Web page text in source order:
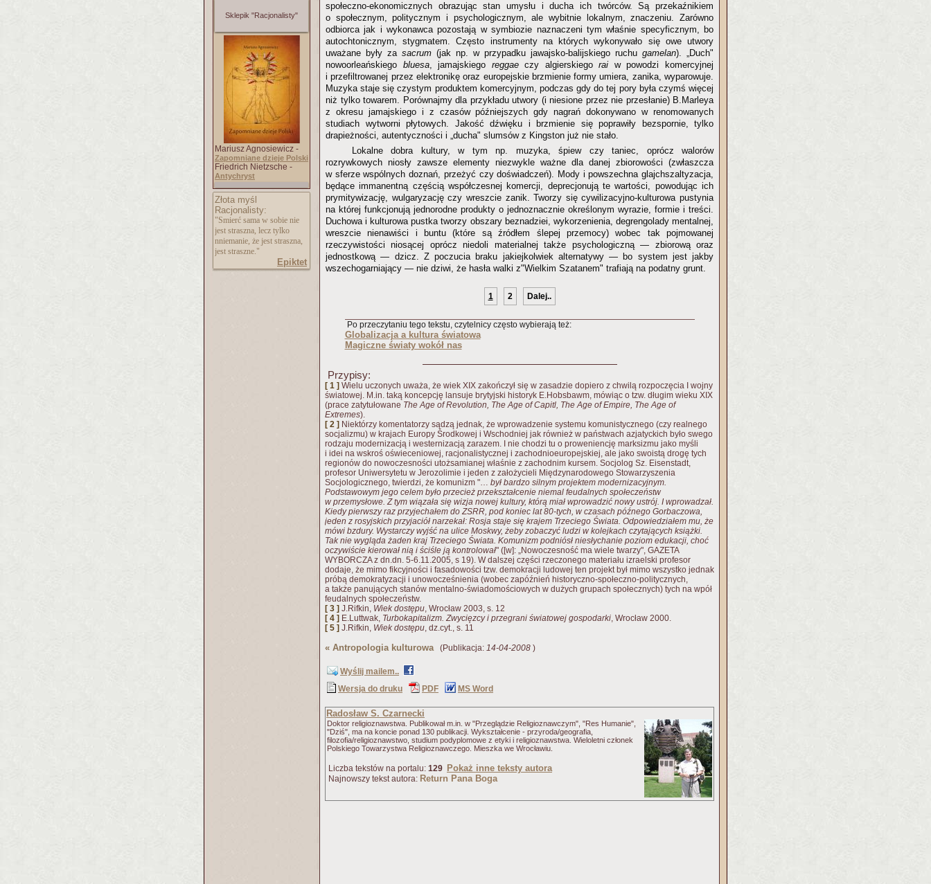
Sklepik "Racjonalisty"
Mariusz Agnosiewicz -
Zapomniane dzieje Polski
Friedrich Nietzsche -
Antychryst
Złota myśl
Racjonalisty:
"Smierć sama w sobie nie
jest straszna, lecz tylko
nniemanie, że jest straszna,
jest straszne."
Epiktet
społeczno-ekonomicznych obrazując stan umysłu i ducha ich twórców. Są przekaźnikiem
o społecznym, politycznym i psychologicznym, ale wybitnie lokalnym, znaczeniu. Zarówno
odbiorca jak i wykonawca pozostają w symbiozie naznaczeni tym właśnie specyficznym, bo
autochtonicznym, stygmatem. Często instrumenty na których wykonywało się owe utwory
uważane były za sacrum (jak np. w przypadku jawajsko-balijskiego ruchu gamelan). „Duch"
nowoorleańskiego bluesa, jamajskiego reggaeczy algierskiegorai w powodzi komercyjnej
i przefiltrowanej przez elektronikę oraz europejskie brzmienie formy umiera, zanika, wyparowuje.
Muzyka staje się czystym produktem komercyjnym, podczas gdy do tej pory była czymś więcej
niż tylko towarem. Porównajmy dla przykładu utwory (i niesione przez nie przesłanie) B.Marleya
z okresu jamajskiego i z czasów późniejszych gdy nagrań dokonywano w renomowanych
studiach wytworni płytowych. Jakość dźwięku i brzmienie się poprawiły bezspornie, tylko
drapieżności, autentyczności i „ducha" slumsów z Kingston już nie stało.
Lokalne dobra kultury, w tym np. muzyka, śpiew czy taniec, oprócz walorów
rozrywkowych niosły zawsze elementy niezwykle ważne dla danej zbiorowości (zwłaszcza
w sferze wspólnych doznań, przeżyć czy doświadczeń). Mody i powszechna glajchszaltyzacja,
będące immanentną częścią współczesnej komercji, deprecjonują te wartości, powodując ich
prymitywizację, wulgaryzację czy wreszcie zanik. Tworzy się cywilizacyjno-kulturowa pustynia
na której funkcjonują jednorodne produkty o jednoznacznie określonym wyrazie, formie i treści.
Duchowa i kulturowa pustka tworzy obszary beznadziei, wykorzenienia, degrengolady mentalnej,
wreszcie nienawiści i buntu (które są źródłem ślepej przemocy) wobec tak pojmowanej
rzeczywistości niosącej oprócz niedoli materialnej także psychologiczną — zbiorową oraz
jednostkową — dzicz. Z poczucia braku jakiejkolwiek alternatywy — bo system jest jakby
wszechogarniający — nie dziwi, że hasła walki z"Wielkim Szatanem" trafiają na podatny grunt.
1 2 Dalej..
Po przeczytaniu tego tekstu, czytelnicy często wybierają też:
Globalizacja a kultura światowa
Magiczne światy wokół nas
Przypisy:
[ 1 ] Wielu uczonych uważa, że wiek XIX zakończył się w zasadzie dopiero z chwilą rozpoczęcia I wojny
światowej. M.in. taką koncepcję lansuje brytyjski historyk E.Hobsbawm, mówiąc o tzw. długim wieku XIX
(prace zatytułowane The Age of Revolution, The Age of Capitl, The Age of Empire, The Age of
Extremes).
[ 2 ] Niektórzy komentatorzy sądzą jednak, że wprowadzenie systemu komunistycznego (czy realnego
socjalizmu) w krajach Europy Środkowej i Wschodniej jak również w państwach azjatyckich było swego
rodzaju modernizacją i westernizacją zarazem. I nie chodzi tu o proweniencję marksizmu jako myśli
i idei na wskroś oświeceniowej, racjonalistycznej i zachodnioeuropejskiej, ale jako swoistą drogę tych
regionów do nowoczesności utożsamianej właśnie z zachodnim kursem. Socjolog Sz. Eisenstadt,
profesor Uniwersytetu w Jerozolimie i jeden z założycieli Międzynarodowego Stowarzyszenia
Socjologicznego, twierdzi, że komunizm "… był bardzo silnym projektem modernizacyjnym.
Podstawowym jego celem było przecież przekształcenie niemal feudalnych społeczeństw
w przemysłowe. Z tym wiązała się wizja nowej kultury, którą miał wprowadzić nowy ustrój. I wprowadzał.
Kiedy pierwszy raz przyjechałem do ZSRR, pod koniec lat 80-tych, w czasach późnego Gorbaczowa,
jeden z rosyjskich przyjaciół narzekał: Rosja staje się krajem Trzeciego Świata. Odpowiedziałem mu, że
mówi bzdury. Wystarczy wyjść na ulice Moskwy, żeby zobaczyć ludzi w kolejkach czytających książki.
Tak nie wygląda żaden kraj Trzeciego Świata. Komunizm podniósł niesłychanie poziom edukacji, choć
oczywiście kierował nią i ściśle ją kontrolował" ([w]: „Nowoczesność ma wiele twarzy", GAZETA
WYBORCZA z dn.dn. 5-6.11.2005, s 19). W dalszej części rzeczonego materiału izraelski profesor
dodaje, że mimo fikcyjności i fasadowości tzw. demokracji ludowej ten projekt był mimo wszystko jednak
próbą demokratyzacji i unowocześnienia (wobec zapóźnień historyczno-społeczno-politycznych,
a także panujących stanów mentalno-świadomościowych w dużych grupach społecznych) tych na wpół
feudalnych społeczeństw.
[ 3 ] J.Rifkin, Wiek dostępu, Wrocław 2003, s. 12
[ 4 ] E.Luttwak, Turbokapitalizm. Zwycięzcy i przegrani światowej gospodarki, Wrocław 2000.
[ 5 ] J.Rifkin, Wiek dostępu, dz.cyt., s. 11
« Antropologia kulturowa(Publikacja: 14-04-2008 )
Wyślij mailem..
Wersja do druku
PDF MS Word
Radosław S. Czarnecki
Doktor religioznawstwa. Publikował m.in. w "Przeglądzie Religioznawczym", "Res Humanie",
"Dziś", ma na koncie ponad 130 publikacji. Wykształcenie - przyroda/geografia,
filozofia/religioznawstwo, studium podyplomowe z etyki i religioznawstwa. Wieloletni członek
Polskiego Towarzystwa Religioznawczego. Mieszka we Wrocławiu.
Liczba tekstów na portalu: 129 Pokaż inne teksty autora
Najnowszy tekst autora: Return Pana Boga